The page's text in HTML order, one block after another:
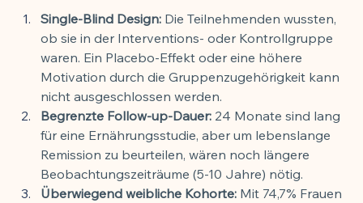
Single-Blind Design: Die Teilnehmenden wussten,
ob sie in der Interventions- oder Kontrollgruppe
waren. Ein Placebo-Effekt oder eine höhere
Motivation durch die Gruppenzugehörigkeit kann
nicht ausgeschlossen werden.
Begrenzte Follow-up-Dauer: 24 Monate sind lang
für eine Ernährungsstudie, aber um lebenslange
Remission zu beurteilen, wären noch längere
Beobachtungszeiträume (5-10 Jahre) nötig.
Überwiegend weibliche Kohorte: Mit 74,7% Frauen